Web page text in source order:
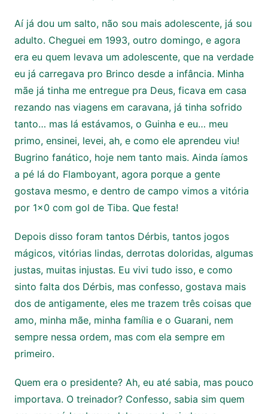
Aí já dou um salto, não sou mais adolescente, já sou
adulto. Cheguei em 1993, outro domingo, e agora
era eu quem levava um adolescente, que na verdade
eu já carregava pro Brinco desde a infância. Minha
mãe já tinha me entregue pra Deus, ficava em casa
rezando nas viagens em caravana, já tinha sofrido
tanto… mas lá estávamos, o Guinha e eu… meu
primo, ensinei, levei, ah, e como ele aprendeu viu!
Bugrino fanático, hoje nem tanto mais. Ainda íamos
a pé lá do Flamboyant, agora porque a gente
gostava mesmo, e dentro de campo vimos a vitória
por 1×0 com gol de Tiba. Que festa!
Depois disso foram tantos Dérbis, tantos jogos
mágicos, vitórias lindas, derrotas doloridas, algumas
justas, muitas injustas. Eu vivi tudo isso, e como
sinto falta dos Dérbis, mas confesso, gostava mais
dos de antigamente, eles me trazem três coisas que
amo, minha mãe, minha família e o Guarani, nem
sempre nessa ordem, mas com ela sempre em
primeiro.
Quem era o presidente? Ah, eu até sabia, mas pouco
importava. O treinador? Confesso, sabia sim quem